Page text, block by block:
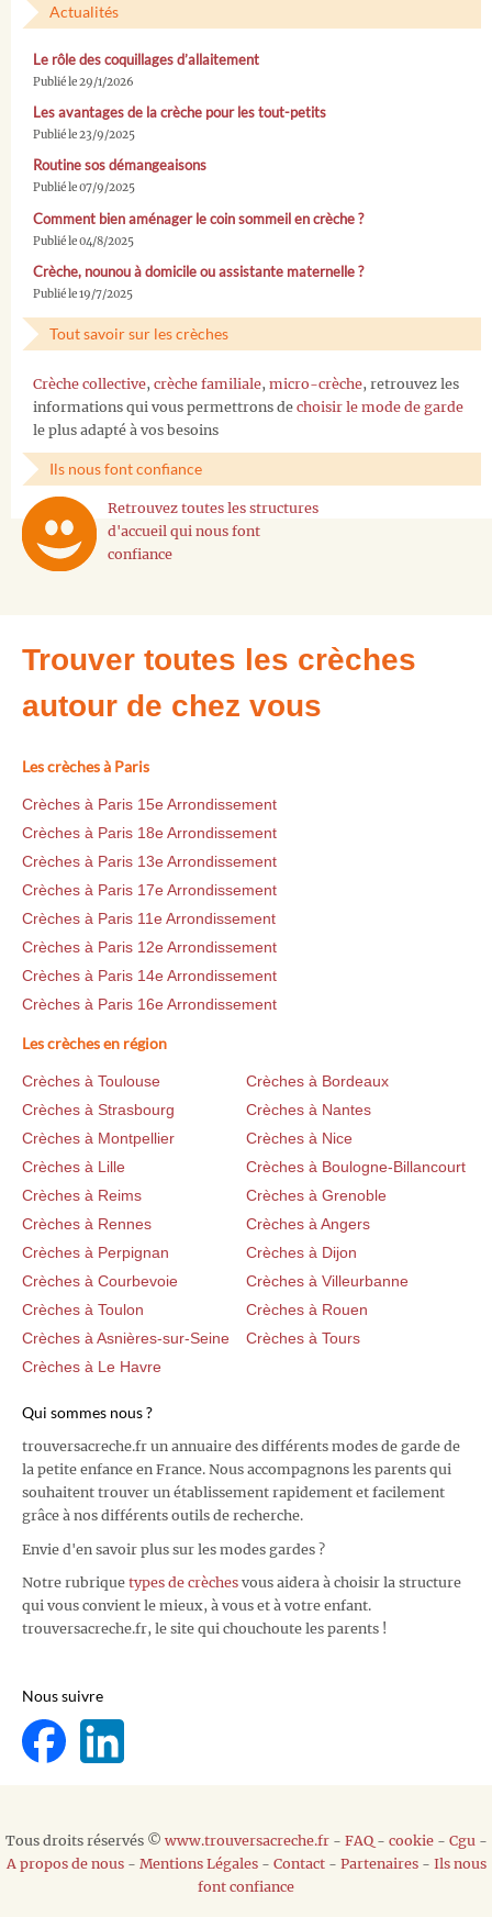
Actualités
Le rôle des coquillages d’allaitement
Publié le 29/1/2026
Les avantages de la crèche pour les tout-petits
Publié le 23/9/2025
Routine sos démangeaisons
Publié le 07/9/2025
Comment bien aménager le coin sommeil en crèche ?
Publié le 04/8/2025
Crèche, nounou à domicile ou assistante maternelle ?
Publié le 19/7/2025
Tout savoir sur les crèches
Crèche collective, crèche familiale, micro-crèche, retrouvez les
informations qui vous permettrons de choisir le mode de garde
le plus adapté à vos besoins
Ils nous font confiance
Retrouvez toutes les structures
d'accueil qui nous font
confiance
Trouver toutes les crèches
autour de chez vous
Les crèches à Paris
Crèches à Paris 15e Arrondissement
Crèches à Paris 18e Arrondissement
Crèches à Paris 13e Arrondissement
Crèches à Paris 17e Arrondissement
Crèches à Paris 11e Arrondissement
Crèches à Paris 12e Arrondissement
Crèches à Paris 14e Arrondissement
Crèches à Paris 16e Arrondissement
Les crèches en région
Crèches à Toulouse
Crèches à Bordeaux
Crèches à Strasbourg
Crèches à Nantes
Crèches à Montpellier
Crèches à Nice
Crèches à Lille
Crèches à Boulogne-Billancourt
Crèches à Reims
Crèches à Grenoble
Crèches à Rennes
Crèches à Angers
Crèches à Perpignan
Crèches à Dijon
Crèches à Courbevoie
Crèches à Villeurbanne
Crèches à Toulon
Crèches à Rouen
Crèches à Asnières-sur-Seine
Crèches à Tours
Crèches à Le Havre
Qui sommes nous ?
trouversacreche.fr un annuaire des différents modes de garde de
la petite enfance en France. Nous accompagnons les parents qui
souhaitent trouver un établissement rapidement et facilement
grâce à nos différents outils de recherche.
Envie d'en savoir plus sur les modes gardes ?
Notre rubrique types de crèches vous aidera à choisir la structure
qui vous convient le mieux, à vous et à votre enfant.
trouversacreche.fr, le site qui chouchoute les parents !
Nous suivre
Tous droits réservés © www.trouversacreche.fr- FAQ- cookie- Cgu -
A propos de nous- Mentions Légales- Contact- Partenaires- Ils nous
font confiance